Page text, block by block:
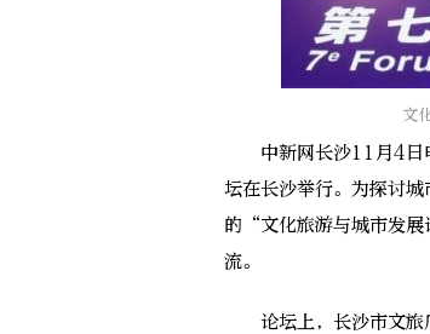
文
中新网长沙11月4日
坛在长沙举行。为探讨
的“文化旅游与城市发展
流。
论坛上，长沙市文旅